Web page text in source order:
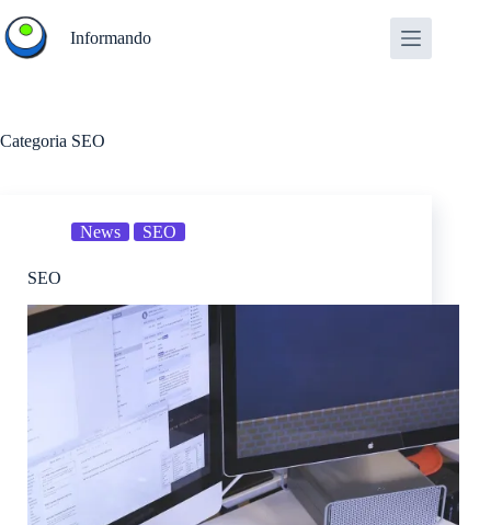
al
contenuto
Informando
Categoria SEO
News SEO
SEO